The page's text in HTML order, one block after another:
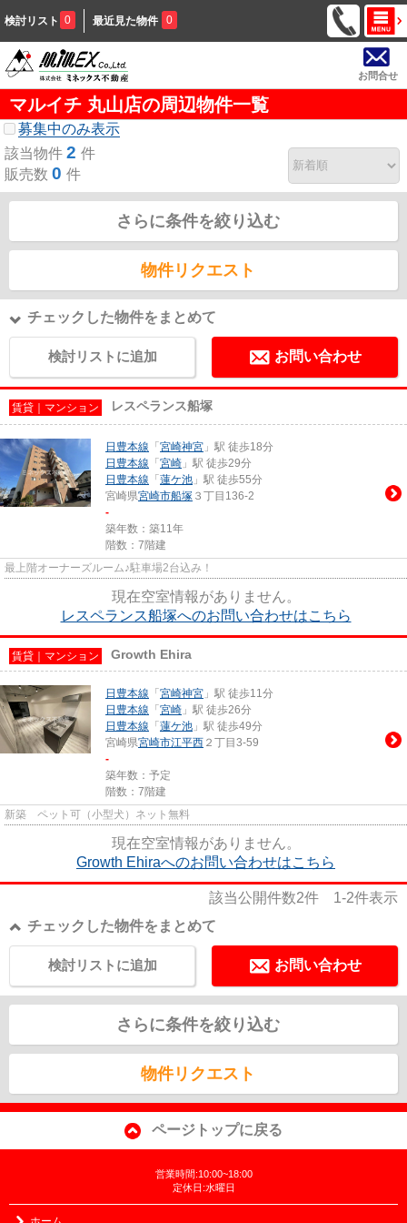
検討リスト 0 最近見た物件 0
お問合せ
マルイチ 丸山店の周辺物件一覧
募集中のみ表示
該当物件 2 件
販売数 0 件
さらに条件を絞り込む
物件リクエスト
チェックした物件をまとめて
検討リストに追加 お問い合わせ
賃貸｜マンション レスペランス船塚
日豊本線 「 宮崎神宮 」駅 徒歩18分
日豊本線 「 宮崎 」駅 徒歩29分
日豊本線 「 蓮ケ池 」駅 徒歩55分
宮崎県宮崎市船塚 ３丁目136-2
-
築年数：築11年
階数：7階建
最上階オーナーズルーム♪駐車場2台込み！
現在空室情報がありません。
レスペランス船塚へのお問い合わせはこちら
賃貸｜マンション Growth Ehira
日豊本線 「 宮崎神宮 」駅 徒歩11分
日豊本線 「 宮崎 」駅 徒歩26分
日豊本線 「 蓮ケ池 」駅 徒歩49分
宮崎県宮崎市江平西 ２丁目3-59
-
築年数：予定
階数：7階建
新築 ペット可（小型犬）ネット無料
現在空室情報がありません。
Growth Ehiraへのお問い合わせはこちら
該当公開件数2件 1-2件表示
チェックした物件をまとめて
お問い合わせ
検討リストに追加
さらに条件を絞り込む
物件リクエスト
ページトップに戻る
営業時間:10:00~18:00
定休日:水曜日